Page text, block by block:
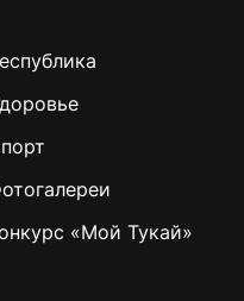
«Мой Тукай»